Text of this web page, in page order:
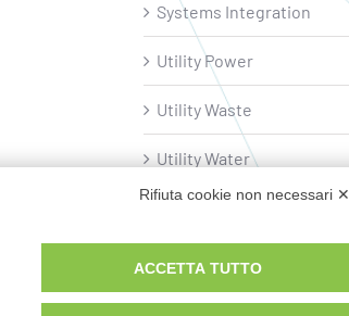
Systems Integration
Utility Power
Utility Waste
Utility Water
Rifiuta cookie non necessari ✕
ACCETTA TUTTO